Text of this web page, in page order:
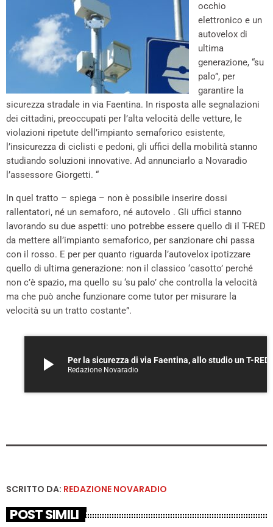
occhio
elettronico e un
autovelox di
ultima
generazione, “su
palo”, per
garantire la
sicurezza stradale in via Faentina. In risposta alle segnalazioni
dei cittadini, preoccupati per l’alta velocità delle vetture, le
violazioni ripetute dell’impianto semaforico esistente,
l’insicurezza di ciclisti e pedoni, gli uffici della mobilità stanno
studiando soluzioni innovative. Ad annunciarlo a Novaradio
l’assessore Giorgetti. “
In quel tratto – spiega – non è possibile inserire dossi
rallentatori, né un semaforo, né autovelo . Gli uffici stanno
lavorando su due aspetti: uno potrebbe essere quello di il T-RED
da mettere all’impianto semaforico, per sanzionare chi passa
con il rosso. E per per quanto riguarda l’autovelox ipotizzare
quello di ultima generazione: non il classico ‘casotto’ perché
non c’è spazio, ma quello su ‘su palo’ che controlla la velocità
ma che può anche funzionare come tutor per misurare la
velocità su un tratto costante”.
play_arrow Redazione Novaradio
SCRITTO DA: REDAZIONE NOVARADIO
POST SIMILI